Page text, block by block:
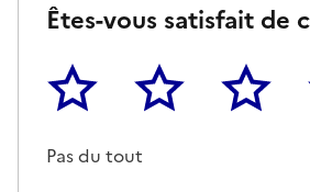
Êtes-vous satisfait de
1
Pas du tout
2 3